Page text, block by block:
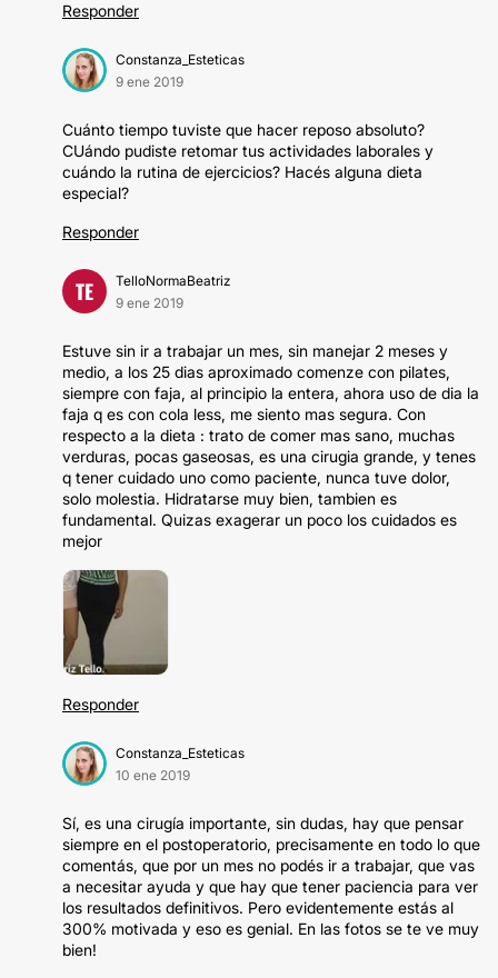
Responder
Constanza_Esteticas
9 ene 2019
Cuánto tiempo tuviste que hacer reposo absoluto?
CUándo pudiste retomar tus actividades laborales y
cuándo la rutina de ejercicios? Hacés alguna dieta
especial?
Responder
TE
TelloNormaBeatriz
9 ene 2019
Estuve sin ir a trabajar un mes, sin manejar 2 meses y
medio, a los 25 dias aproximado comenze con pilates,
siempre con faja, al principio la entera, ahora uso de dia la
faja q es con cola less, me siento mas segura. Con
respecto a la dieta : trato de comer mas sano, muchas
verduras, pocas gaseosas, es una cirugia grande, y tenes
q tener cuidado uno como paciente, nunca tuve dolor,
solo molestia. Hidratarse muy bien, tambien es
fundamental. Quizas exagerar un poco los cuidados es
mejor
Responder
Constanza_Esteticas
10 ene 2019
Sí, es una cirugía importante, sin dudas, hay que pensar
siempre en el postoperatorio, precisamente en todo lo que
comentás, que por un mes no podés ir a trabajar, que vas
a necesitar ayuda y que hay que tener paciencia para ver
los resultados definitivos. Pero evidentemente estás al
300% motivada y eso es genial. En las fotos se te ve muy
bien!